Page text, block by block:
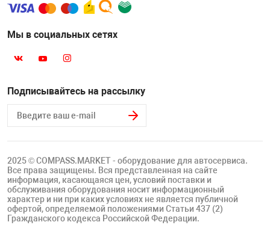
Мы в социальных сетях
Подписывайтесь на рассылку
2025 © COMPASS.MARKET - оборудование для автосервиса.
Все права защищены. Вся представленная на сайте
информация, касающаяся цен, условий поставки и
обслуживания оборудования носит информационный
характер и ни при каких условиях не является публичной
офертой, определяемой положениями Статьи 437 (2)
Гражданского кодекса Российской Федерации.